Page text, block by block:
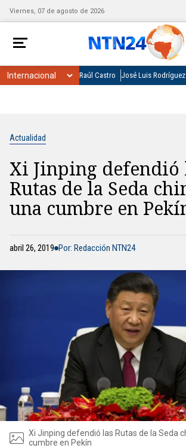
Viernes, 07 de agosto de 2026
Raúl Castro José Luis
Actualidad
Xi Jinping defendió
Rutas de la Seda
una cumbre en
abril 26, 2019 Por: Redacción NTN24
Xi Jinping defendió las Rutas de la Seda
cumbre en Pekín